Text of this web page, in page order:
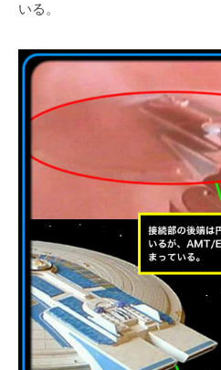
いる。